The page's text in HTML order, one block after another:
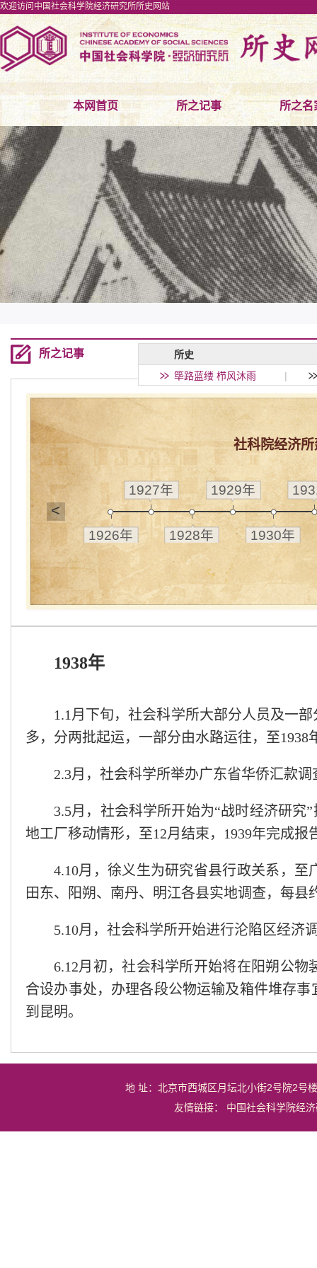
欢迎访问中国社会科学院经济研究所所史网站
本网首页 所之记事 所之名
所之记事
所史
筚路蓝缕 栉风沐雨
|
社科院经济
1926年
1927年
1928年
1929年
1930年
<
1938年
1.1月下旬，社会科学所大部分人员及一
多，分两批起运，一部分由水路运往，至1938
2.3月，社会科学所举办广东省华侨汇款
3.5月，社会科学所开始为“战时经济研究
地工厂移动情形，至12月结束，1939年完成报
4.10月，徐义生为研究省县行政关系，
田东、阳朔、南丹、明江各县实地调查，每县
5.10月，社会科学所开始进行沦陷区经济
6.12月初，社会科学所开始将在阳朔公
合设办事处，办理各段公物运输及箱件堆存
到昆明。
地 址：北京市西城区月坛北小街2号院2号
友情链接： 中国社会科学院经